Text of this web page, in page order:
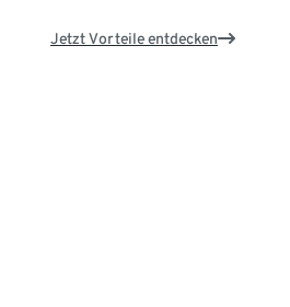
Jetzt Vorteile entdecken